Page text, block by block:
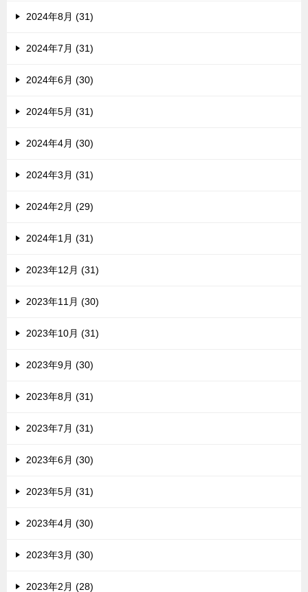
2024年8月 (31)
2024年7月 (31)
2024年6月 (30)
2024年5月 (31)
2024年4月 (30)
2024年3月 (31)
2024年2月 (29)
2024年1月 (31)
2023年12月 (31)
2023年11月 (30)
2023年10月 (31)
2023年9月 (30)
2023年8月 (31)
2023年7月 (31)
2023年6月 (30)
2023年5月 (31)
2023年4月 (30)
2023年3月 (30)
2023年2月 (28)